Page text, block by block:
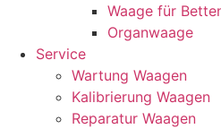
Waage für
Organwaage
Service
Wartung Waagen
Kalibrierung Waagen
Reparatur Waagen